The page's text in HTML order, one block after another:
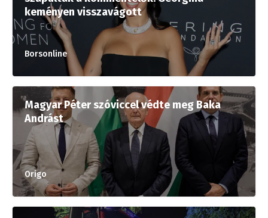
keményen visszavágott
Borsonline
Magyar Péter szóviccel védte meg Baka
Andrást
Origo